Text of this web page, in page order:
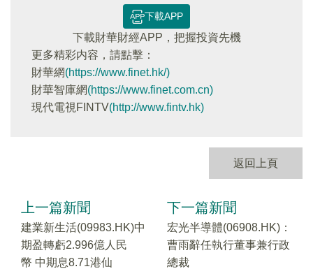
下載APP
下載財華財經APP，把握投資先機
更多精彩内容，請點擊：
財華網(https://www.finet.hk/)
財華智庫網(https://www.finet.com.cn)
現代電視FINTV(http://www.fintv.hk)
返回上頁
上一篇新聞
建業新生活(09983.HK)中
期盈轉虧2.996億人民
幣 中期息8.71港仙
下一篇新聞
宏光半導體(06908.HK)：
曹雨辭任執行董事兼行政
總裁